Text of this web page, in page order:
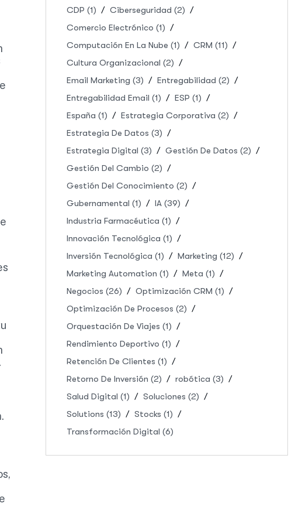
CDP (1) Ciberseguridad (2)
Comercio Electrónico (1)
Computación En La Nube (1) CRM (11)
Cultura Organizacional (2)
Email Marketing (3) Entregabilidad (2)
Entregabilidad Email (1) ESP (1)
España (1) Estrategia Corporativa (2)
Estrategia De Datos (3)
Estrategia Digital (3) Gestión De Datos (2)
Gestión Del Cambio (2)
Gestión Del Conocimiento (2)
Gubernamental (1) IA (39)
Industria Farmacéutica (1)
Innovación Tecnológica (1)
Inversión Tecnológica (1) Marketing (12)
Marketing Automation (1) Meta (1)
Negocios (26) Optimización CRM (1)
Optimización De Procesos (2)
Orquestación De Viajes (1)
Rendimiento Deportivo (1)
Retención De Clientes (1)
Retorno De Inversión (2) robótica (3)
Salud Digital (1) Soluciones (2)
Solutions (13) Stocks (1)
Transformación Digital (6)